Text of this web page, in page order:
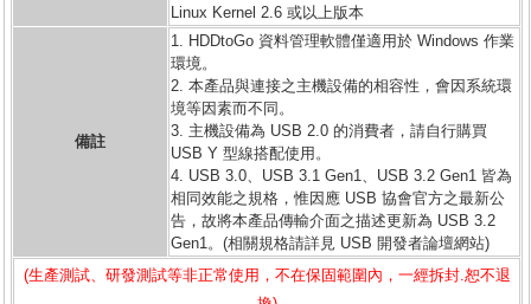
Linux Kernel 2.6 或以上版本
備註
1. HDDtoGo 資料管理軟體僅適用於 Windows 作業
環境。
2. 本產品與連接之主機設備的相容性，會因系統環
境等因素而不同。
3. 主機設備為 USB 2.0 的消費者，請自行購買
USB Y 型線搭配使用。
4. USB 3.0、USB 3.1 Gen1、USB 3.2 Gen1 皆為
相同效能之規格，惟因應 USB 協會官方之最新公
告，故將本產品傳輸介面之描述更新為 USB 3.2
Gen1。(相關規格請詳見 USB 開發者論壇網站)
(生產測試、研發測試等非正常使用，不在保固範圍內，一經拆封.恕不退